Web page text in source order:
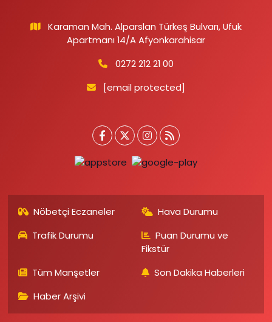
Karaman Mah. Alparslan Türkeş Bulvarı, Ufuk
Apartmanı 14/A Afyonkarahisar
0272 212 21 00
[email protected]
Nöbetçi Eczaneler
Hava Durumu
Trafik Durumu
Puan Durumu ve
Fikstür
Tüm Manşetler
Son Dakika Haberleri
Haber Arşivi